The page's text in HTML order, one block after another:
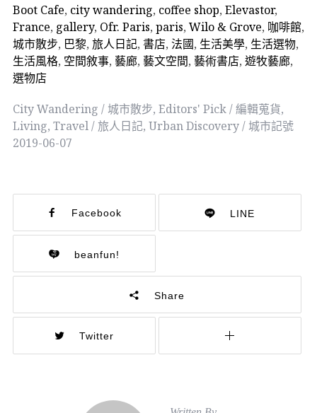
Boot Cafe, city wandering, coffee shop, Elevastor,
France, gallery, Ofr. Paris, paris, Wilo & Grove, 咖啡館,
城市散步, 巴黎, 旅人日記, 書店, 法國, 生活美學, 生活選物,
生活風格, 空間敘事, 藝廊, 藝文空間, 藝術書店, 遊牧藝廊,
選物店
City Wandering / 城市散步, Editors' Pick / 編輯蒐貨,
Living, Travel / 旅人日記, Urban Discovery / 城市記號
2019-06-07
Facebook LINE
beanfun!
Share
Twitter